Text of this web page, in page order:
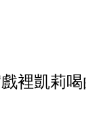
裡凱莉喝